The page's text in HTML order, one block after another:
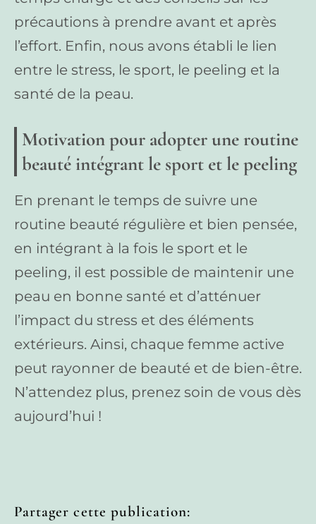
précautions à prendre avant et après
l’effort. Enfin, nous avons établi le lien
entre le stress, le sport, le peeling et la
santé de la peau.
Motivation pour adopter une routine
beauté intégrant le sport et le peeling
En prenant le temps de suivre une
routine beauté régulière et bien pensée,
en intégrant à la fois le sport et le
peeling, il est possible de maintenir une
peau en bonne santé et d’atténuer
l’impact du stress et des éléments
extérieurs. Ainsi, chaque femme active
peut rayonner de beauté et de bien-être.
N’attendez plus, prenez soin de vous dès
aujourd’hui !
Partager cette publication: